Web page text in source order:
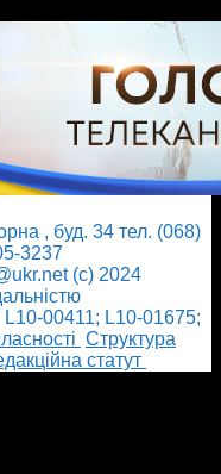
, буд. 34 тел. (068)
3237
(с) 2024
00411; L10-01675;
Cтруктура
статут